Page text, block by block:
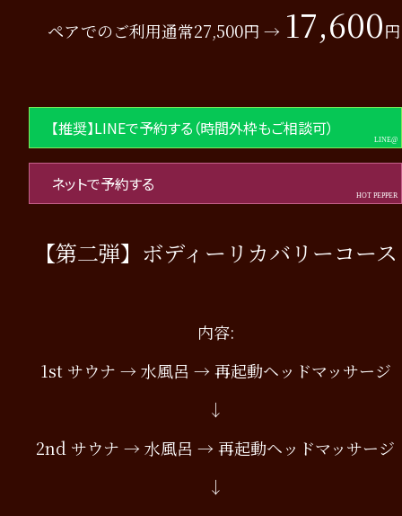
ペアでのご利用通常27,500円 → 17,600円
【推奨】LINEで予約する（時間外枠もご相談可）
ネットで予約する
【第二弾】ボディーリカバリーコース
内容:
1st サウナ → 水風呂 → 再起動ヘッドマッサージ
↓
2nd サウナ → 水風呂 → 再起動ヘッドマッサージ
↓